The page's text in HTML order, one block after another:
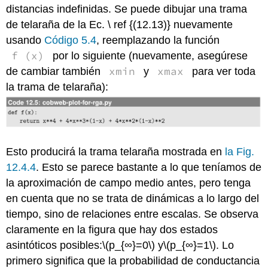
distancias indefinidas. Se puede dibujar una trama
de telaraña de la Ec. \ ref {(12.13)} nuevamente
usando Código 5.4, reemplazando la función
f (x)
por lo siguiente (nuevamente, asegúrese
de cambiar también
xmin y xmax
para ver toda
la trama de telaraña):
Esto producirá la trama telaraña mostrada en la Fig.
12.4.4. Esto se parece bastante a lo que teníamos de
la aproximación de campo medio antes, pero tenga
en cuenta que no se trata de dinámicas a lo largo del
tiempo, sino de relaciones entre escalas. Se observa
claramente en la figura que hay dos estados
asintóticos posibles:\(p_{∞}=0\) y\(p_{∞}=1\). Lo
primero significa que la probabilidad de conductancia